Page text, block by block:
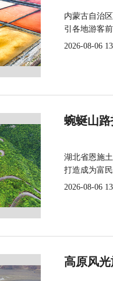
内蒙古自治
引各地游客
2026-08-06
蜿蜒山
湖北省恩施
打造成为富
2026-08-06
高原风